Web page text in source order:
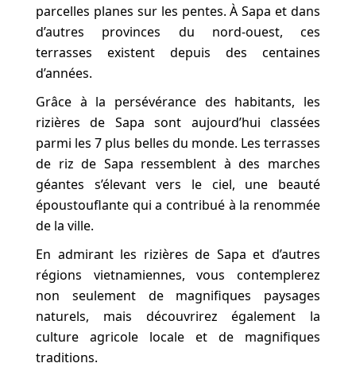
parcelles planes sur les pentes. À Sapa et dans
d’autres provinces du nord-ouest, ces
terrasses existent depuis des centaines
d’années.
Grâce à la persévérance des habitants, les
rizières de Sapa sont aujourd’hui classées
parmi les 7 plus belles du monde. Les terrasses
de riz de Sapa ressemblent à des marches
géantes s’élevant vers le ciel, une beauté
époustouflante qui a contribué à la renommée
de la ville.
En admirant les rizières de Sapa et d’autres
régions vietnamiennes, vous contemplerez
non seulement de magnifiques paysages
naturels, mais découvrirez également la
culture agricole locale et de magnifiques
traditions.